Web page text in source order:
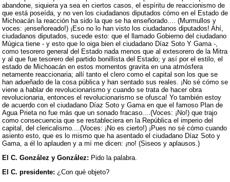
abandone, siquiera ya sea en ciertos casos, el espíritu de reaccionismo de
que está poseída, y no ven los ciudadanos diputados cómo en el Estado de
Michoacán la reacción ha sido la que se ha enseñorado.... (Murmullos y
voces: ¡enseñoreado!) ¡Eso no lo han visto los ciudadanos diputados! Ahí,
ciudadanos diputados, sucede esto: que el llamado Gobierno del ciudadano
Múgica tiene - y esto que lo oiga bien el ciudadano Díaz Soto Y Gama -,
como tesorero general del Estado nada menos que al extesorero de la Mitra
y al que fue tesorero del partido bonillista del Estado; y así por el estilo, el
estado de Michoacán en estos momentos gravita en una atmósfera
netamente reaccionaria; allí tanto el clero como el capital son los que se
han adueñado de la cosa pública y han sentado sus reales. ¡No sé cómo se
viene a hablar de revolucionarismo y cuando se trata de hacer obra
revolucionaria, entonces el revolucionarismo se ofusca! Yo también estoy
de acuerdo con el ciudadano Díaz Soto y Gama en que el famoso Plan de
Agua Prieta no fue más que un sonado fracaso....(Voces: ¡No!) que trajo
como consecuencia que se restableciera en la República el imperio del
capital, del clericalismo....(Voces: ¡No es cierto!) ¡Pues no sé cómo cuando
asiento esto, que es lo mismo que ha asentado el ciudadano Díaz Soto y
Gama, a él lo aplauden y a mí me dicen: ¡no! (Siseos y aplausos.)
El C. González y González: Pido la palabra.
El C. presidente: ¿Con qué objeto?